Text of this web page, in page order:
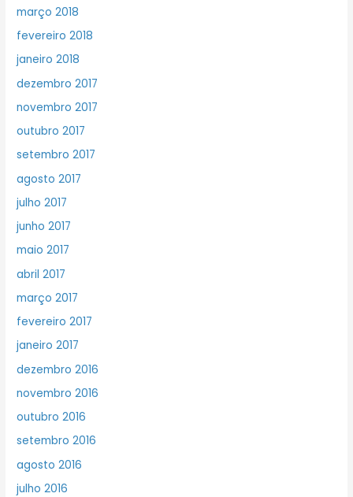
março 2018
fevereiro 2018
janeiro 2018
dezembro 2017
novembro 2017
outubro 2017
setembro 2017
agosto 2017
julho 2017
junho 2017
maio 2017
abril 2017
março 2017
fevereiro 2017
janeiro 2017
dezembro 2016
novembro 2016
outubro 2016
setembro 2016
agosto 2016
julho 2016